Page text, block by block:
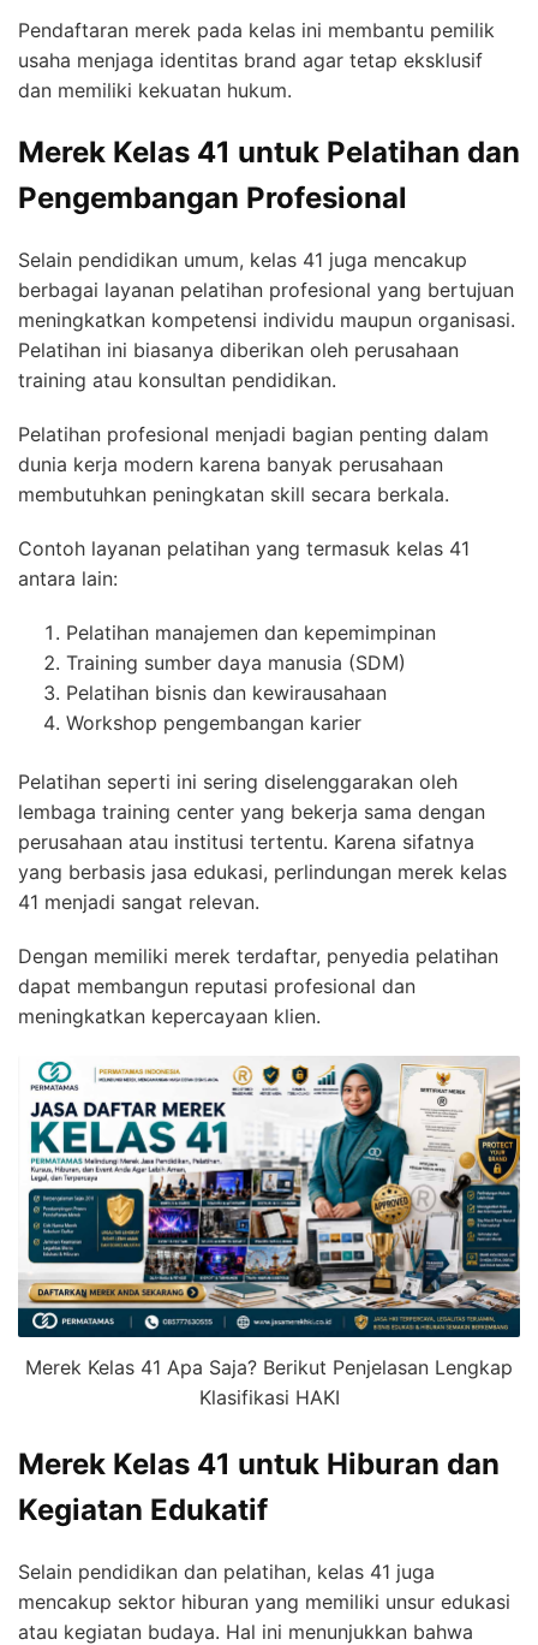
Pendaftaran merek pada kelas ini membantu pemilik
usaha menjaga identitas brand agar tetap eksklusif
dan memiliki kekuatan hukum.
Merek Kelas 41 untuk Pelatihan dan
Pengembangan Profesional
Selain pendidikan umum, kelas 41 juga mencakup
berbagai layanan pelatihan profesional yang bertujuan
meningkatkan kompetensi individu maupun organisasi.
Pelatihan ini biasanya diberikan oleh perusahaan
training atau konsultan pendidikan.
Pelatihan profesional menjadi bagian penting dalam
dunia kerja modern karena banyak perusahaan
membutuhkan peningkatan skill secara berkala.
Contoh layanan pelatihan yang termasuk kelas 41
antara lain:
Pelatihan manajemen dan kepemimpinan
Training sumber daya manusia (SDM)
Pelatihan bisnis dan kewirausahaan
Workshop pengembangan karier
Pelatihan seperti ini sering diselenggarakan oleh
lembaga training center yang bekerja sama dengan
perusahaan atau institusi tertentu. Karena sifatnya
yang berbasis jasa edukasi, perlindungan merek kelas
41 menjadi sangat relevan.
Dengan memiliki merek terdaftar, penyedia pelatihan
dapat membangun reputasi profesional dan
meningkatkan kepercayaan klien.
Merek Kelas 41 Apa Saja? Berikut Penjelasan Lengkap
Klasifikasi HAKI
Merek Kelas 41 untuk Hiburan dan
Kegiatan Edukatif
Selain pendidikan dan pelatihan, kelas 41 juga
mencakup sektor hiburan yang memiliki unsur edukasi
atau kegiatan budaya. Hal ini menunjukkan bahwa